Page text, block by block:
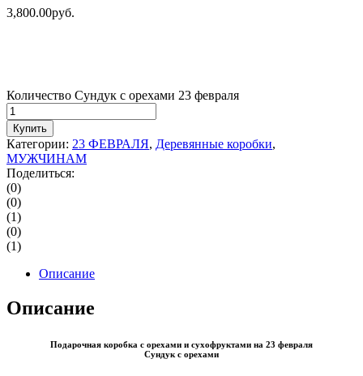
3,800.00руб.
Количество Сундук с орехами 23 февраля
Купить
Категории: 23 ФЕВРАЛЯ, Деревянные коробки,
МУЖЧИНАМ
Поделиться:
(0)
(0)
(1)
(0)
(1)
Описание
Описание
Подарочная коробка с орехами и сухофруктами на 23 февраля
Сундук с орехами